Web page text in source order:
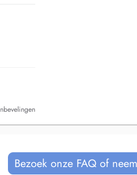
Bezoek onze FAQ of